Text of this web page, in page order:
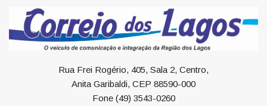
Rua Frei Rogério, 405, Sala 2, Centro,
Anita Garibaldi, CEP 88590-000
Fone (49) 3543-0260